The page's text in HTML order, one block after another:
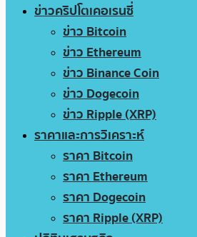
ข่าวคริปโตเคอเรนซี่
ข่าว Bitcoin
ข่าว Ethereum
ข่าว Binance Coin
ข่าว Dogecoin
ข่าว Ripple (XRP)
ราคาและการวิเคราะห์
ราคา Bitcoin
ราคา Ethereum
ราคา Dogecoin
ราคา Ripple (XRP)